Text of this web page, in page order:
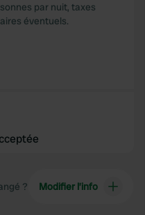
par nuit, taxes
éventuels.
? Modifier l’info